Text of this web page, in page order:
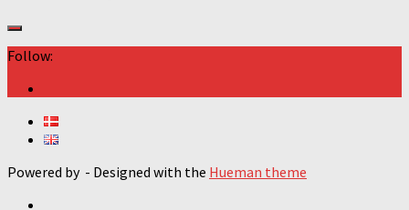
Follow:
Powered by - Designed with the Hueman theme